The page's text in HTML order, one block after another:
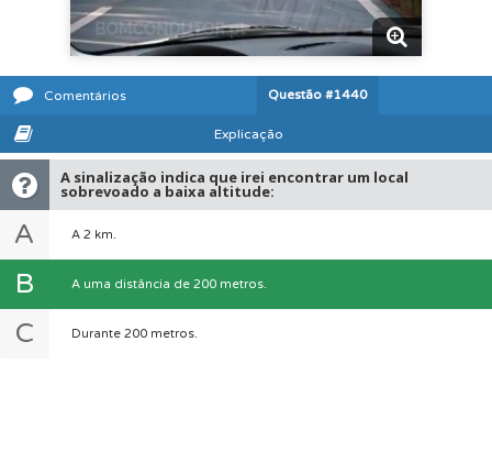
Comentários Questão #1440
Explicação
A sinalização indica que irei encontrar um local
sobrevoado a baixa altitude:
A A 2 km.
B A uma distância de 200 metros.
C Durante 200 metros.